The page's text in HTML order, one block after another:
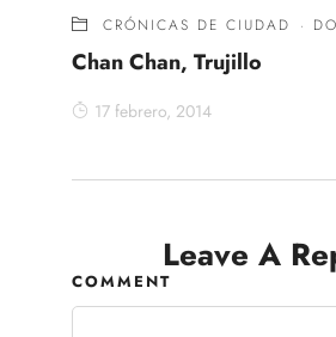
CRÓNICAS DE CIUDAD ·
Chan Chan, Trujillo
17 febrero, 2014
Leave A
COMMENT